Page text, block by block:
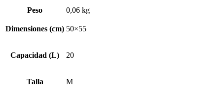
Peso 0,06 kg
Dimensiones (cm) 50×55
Capacidad (L) 20
Talla M